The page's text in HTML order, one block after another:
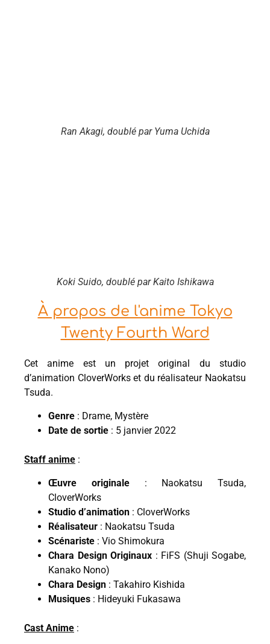
Ran Akagi, doublé par Yuma Uchida
Koki Suido, doublé par Kaito Ishikawa
À propos de l'anime Tokyo
Twenty Fourth Ward
Cet anime est un projet original du studio
d’animation CloverWorks et du réalisateur Naokatsu
Tsuda.
Genre : Drame, Mystère
Date de sortie : 5 janvier 2022
Staff anime :
Œuvre originale : Naokatsu Tsuda,
CloverWorks
Studio d’animation : CloverWorks
Réalisateur : Naokatsu Tsuda
Scénariste : Vio Shimokura
Chara Design Originaux : FiFS (Shuji Sogabe,
Kanako Nono)
Chara Design : Takahiro Kishida
Musiques : Hideyuki Fukasawa
Cast Anime :